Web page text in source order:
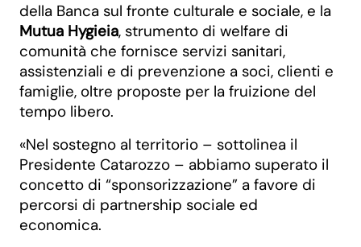
della Banca sul fronte culturale e sociale, e la
Mutua Hygieia, strumento di welfare di
comunità che fornisce servizi sanitari,
assistenziali e di prevenzione a soci, clienti e
famiglie, oltre proposte per la fruizione del
tempo libero.
«Nel sostegno al territorio – sottolinea il
Presidente Catarozzo – abbiamo superato il
concetto di “sponsorizzazione” a favore di
percorsi di partnership sociale ed
economica.